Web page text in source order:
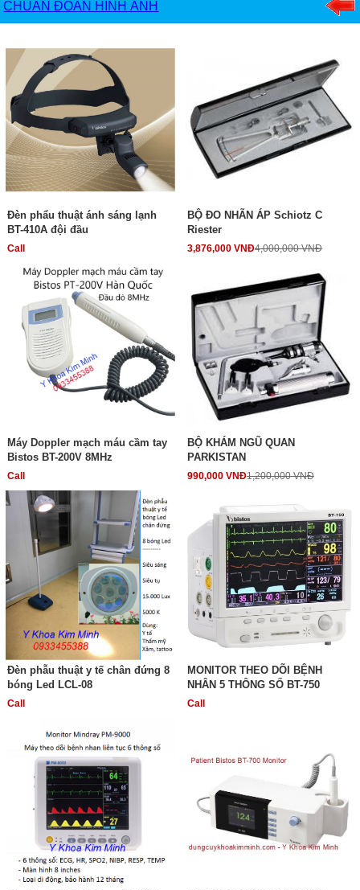
CHUẨN ĐOÁN HÌNH ẢNH
Đèn phẩu thuật ánh sáng lạnh
BT-410A đội đầu
Call
BỘ ĐO NHÃN ÁP Schiotz C
Riester
3,876,000 VNĐ4,000,000 VNĐ
Máy Doppler mạch máu cầm tay
Bistos BT-200V 8MHz
Call
BỘ KHÁM NGŨ QUAN
PARKISTAN
990,000 VNĐ1,200,000 VNĐ
Đèn phẫu thuật y tế chân đứng 8
bóng Led LCL-08
Call
MONITOR THEO DÕI BỆNH
NHÂN 5 THÔNG SỐ BT-750
Call